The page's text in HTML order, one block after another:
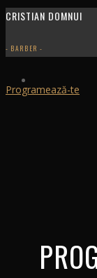
CRISTIAN DOMNUI
- BARBER -
Programează-te